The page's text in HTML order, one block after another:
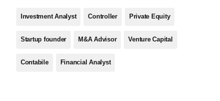
Investment Analyst Controller Private Equity
Startup founder M&A Advisor Venture Capital
Contabile Financial Analyst